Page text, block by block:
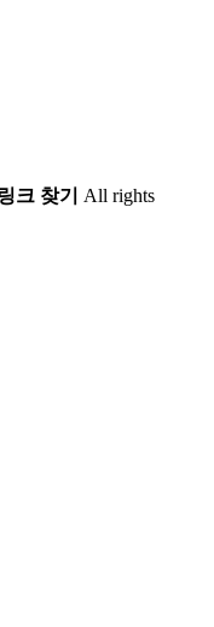
크 찾기 All rights